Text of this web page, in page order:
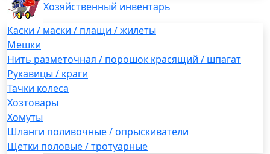
Хозяйственный инвентарь
Каски / маски / плащи / жилеты
Мешки
Нить разметочная / порошок красящий / шпагат
Рукавицы / краги
Тачки колеса
Хозтовары
Хомуты
Шланги поливочные / опрыскиватели
Щетки половые / тротуарные